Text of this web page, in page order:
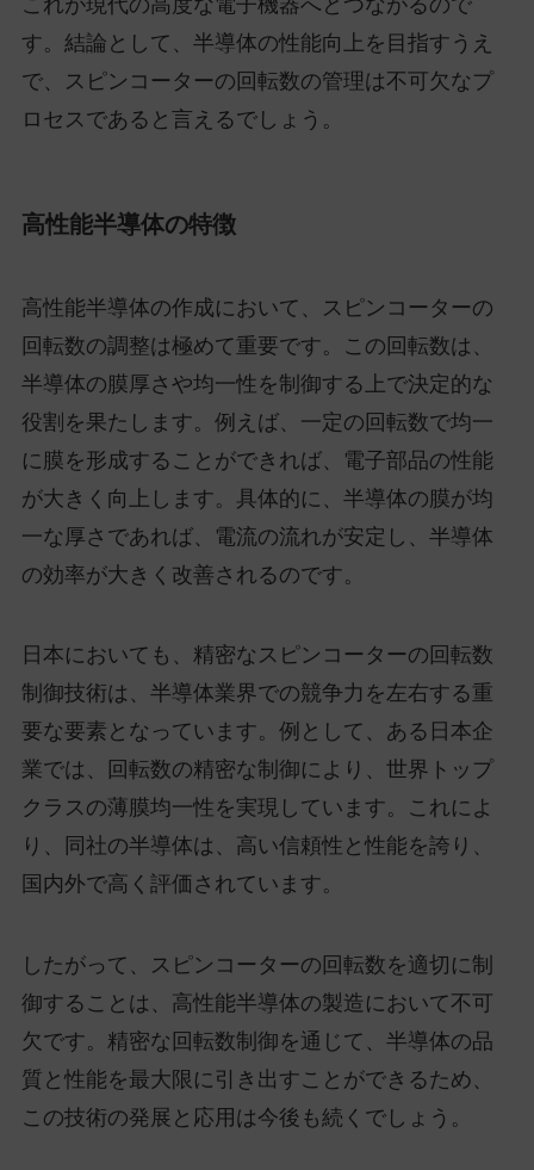
これが現代の高度な電子機器へとつながるので
す。結論として、半導体の性能向上を目指すうえ
で、スピンコーターの回転数の管理は不可欠なプ
ロセスであると言えるでしょう。
高性能半導体の特徴
高性能半導体の作成において、スピンコーターの
回転数の調整は極めて重要です。この回転数は、
半導体の膜厚さや均一性を制御する上で決定的な
役割を果たします。例えば、一定の回転数で均一
に膜を形成することができれば、電子部品の性能
が大きく向上します。具体的に、半導体の膜が均
一な厚さであれば、電流の流れが安定し、半導体
の効率が大きく改善されるのです。
日本においても、精密なスピンコーターの回転数
制御技術は、半導体業界での競争力を左右する重
要な要素となっています。例として、ある日本企
業では、回転数の精密な制御により、世界トップ
クラスの薄膜均一性を実現しています。これによ
り、同社の半導体は、高い信頼性と性能を誇り、
国内外で高く評価されています。
したがって、スピンコーターの回転数を適切に制
御することは、高性能半導体の製造において不可
欠です。精密な回転数制御を通じて、半導体の品
質と性能を最大限に引き出すことができるため、
この技術の発展と応用は今後も続くでしょう。